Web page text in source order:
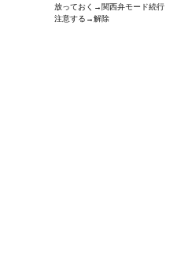
放っておく→関西弁モード続行
注意する→解除